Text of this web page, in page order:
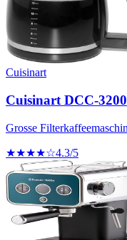
Cuisinart
Cuisinart DCC-3200
Grosse
★★★★☆4.3/5